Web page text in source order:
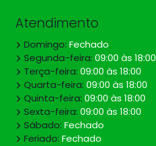
Atendimento
Domingo: Fechado
Segunda-feira: 09:00 às 18:00
Terça-feira: 09:00 às 18:00
Quarta-feira: 09:00 às 18:00
Quinta-feira: 09:00 às 18:00
Sexta-feira: 09:00 às 18:00
Sábado: Fechado
Feriado: Fechado